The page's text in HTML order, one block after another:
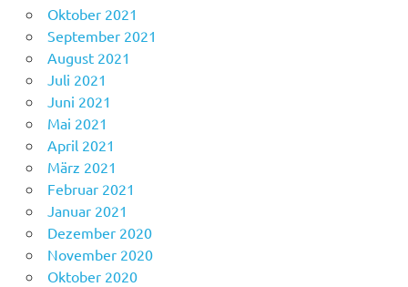
Oktober 2021
September 2021
August 2021
Juli 2021
Juni 2021
Mai 2021
April 2021
März 2021
Februar 2021
Januar 2021
Dezember 2020
November 2020
Oktober 2020